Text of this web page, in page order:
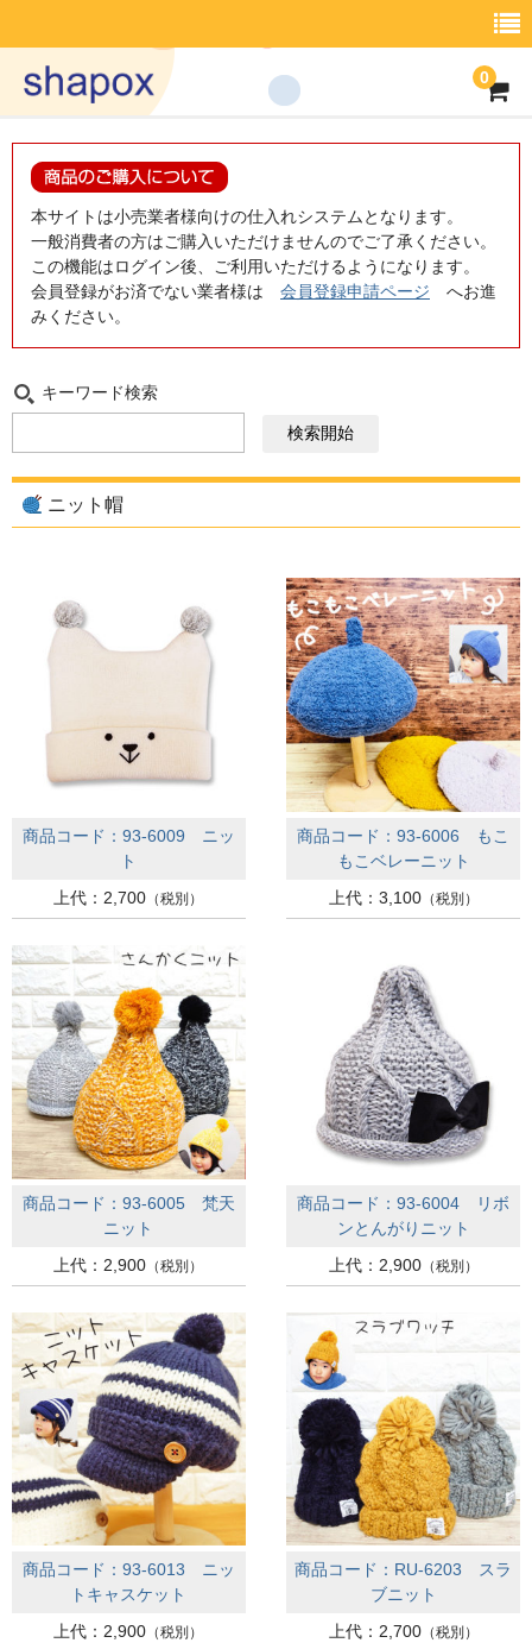
0
Shop List
取引案内
会社概要
ｲﾝﾌｫﾒｰｼｮﾝ
お問い合わせ
商品一覧
本サイトは小売業者様向けの仕入れシステムとなります。
一般消費者の方はご購入いただけませんのでご了承ください。
この機能はログイン後、ご利用いただけるようになります。
会員登録がお済でない業者様は 会員登録申請ページ へお進
みください。
キーワード検索
ニット帽
商品コード：93-6009 ニッ
ト
上代：2,700 （税別）
商品コード：93-6006 もこ
もこベレーニット
上代：3,100（税別）
商品コード：93-6005 梵天
ニット
上代：2,900 （税別）
商品コード：93-6004 リボ
ンとんがりニット
上代：2,900（税別）
商品コード：93-6013 ニッ
トキャスケット
上代：2,900 （税別）
商品コード：RU-6203 スラ
ブニット
上代：2,700（税別）